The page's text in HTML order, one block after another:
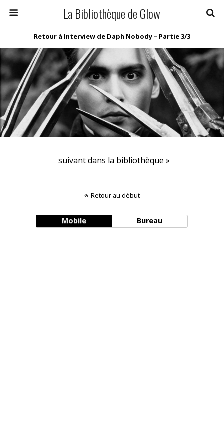
La Bibliothèque de Glow
Retour à Interview de Daph Nobody – Partie 3/3
suivant dans la bibliothèque »
Retour au début
Mobile Bureau